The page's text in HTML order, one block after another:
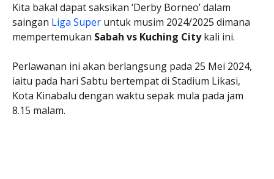
Kita bakal dapat saksikan ‘Derby Borneo’ dalam
saingan Liga Super untuk musim 2024/2025 dimana
mempertemukan Sabah vs Kuching Citykali ini.
Perlawanan ini akan berlangsung pada 25 Mei 2024,
iaitu pada hari Sabtu bertempat di Stadium Likasi,
Kota Kinabalu dengan waktu sepak mula pada jam
8.15 malam.